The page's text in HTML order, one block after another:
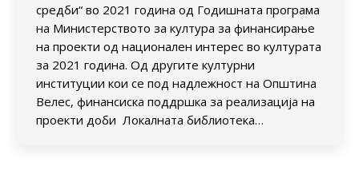
средби“ во 2021 година од Годишната програма
на Министерството за култура за финансирање
на проекти од национален интерес во културата
за 2021 година. Од другите културни
институции кои се под надлежност на Општина
Велес, финансиска поддршка за реализација на
проекти доби Локалната библиотека…